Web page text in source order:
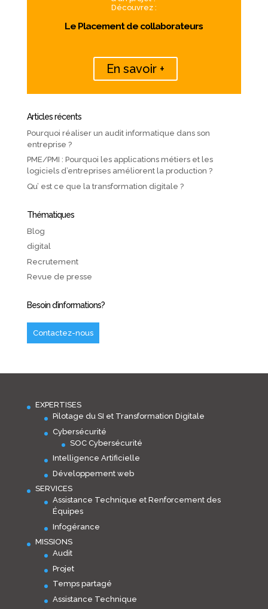
Découvrez :
Le Placement de collaborateurs
En savoir +
Articles récents
Pourquoi réaliser un audit informatique dans son
entreprise ?
PME/PMI : Pourquoi les applications métiers et les
logiciels d’entreprises améliorent la production ?
Qu’ est ce que la transformation digitale ?
Thématiques
Blog
digital
Recrutement
Revue de presse
Besoin d’informations?
Contactez-nous
EXPERTISES
Pilotage du SI et Transformation Digitale
Cybersécurité
SOC Cybersécurité
Intelligence Artificielle
Développement web
SERVICES
Assistance Technique et Renforcement des
Équipes
Infogérance
MISSIONS
Audit
Projet
Temps partagé
Assistance Technique